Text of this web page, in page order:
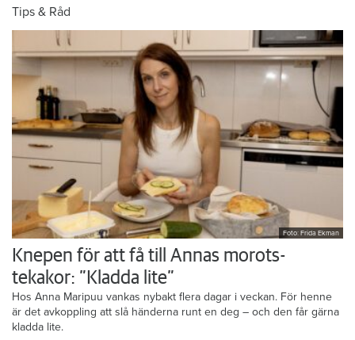
Tips & Råd
Foto: Frida Ekman
Knepen för att få till Annas morots-
tekakor: ”Kladda lite”
Hos Anna Maripuu vankas nybakt flera dagar i veckan. För henne
är det avkoppling att slå händerna runt en deg – och den får gärna
kladda lite.